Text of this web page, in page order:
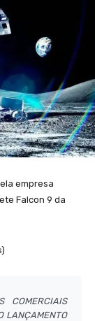
empresa
Falcon 9 da
COMERCIAIS
LANÇAMENTO